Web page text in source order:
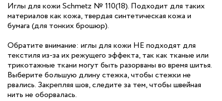
Иглы для кожи Schmetz № 110(18). Подходит для таких
материалов как кожа, твердая синтетическая кожа и
бумага (для тонких брошюр).
Обратите внимание: иглы для кожи НЕ подходят для
текстиля из-за их режущего эффекта, так как тканые или
трикотажные ткани могут быть разорваны во время шитья.
Выберите большую длину стежка, чтобы стежки не
рвались. Закрепляя шов, следите за тем, чтобы швейная
нить не оборвалась.